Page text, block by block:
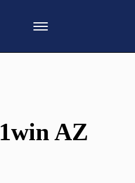
1win AZ